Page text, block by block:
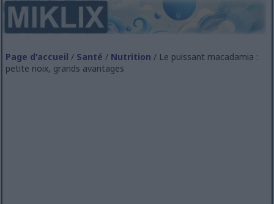
Page d'accueil / Santé / Nutrition / Le puissant macadamia :
petite noix, grands avantages